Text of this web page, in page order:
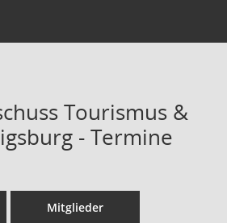
Tourismus &
- Termine
Mitglieder